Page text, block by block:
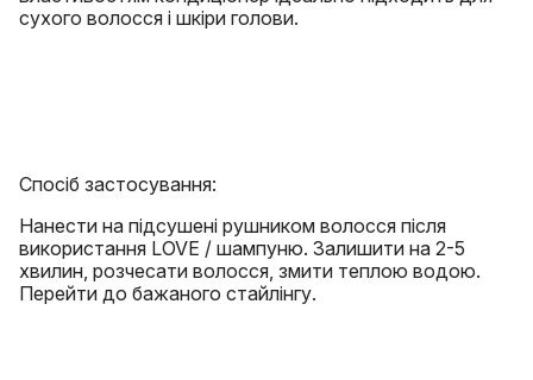
сухого волосся і шкіри голови.
Спосіб застосування:
Нанести на підсушені рушником волосся після
використання LOVE / шампуню. Залишити на 2-5
хвилин, розчесати волосся, змити теплою водою.
Перейти до бажаного стайлінгу.